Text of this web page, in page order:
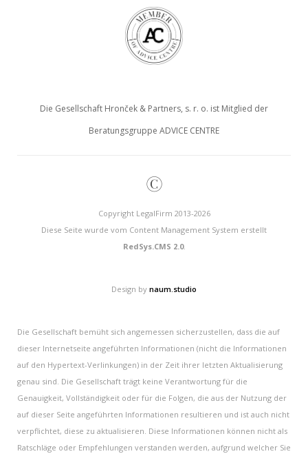
Die Gesellschaft Hronček & Partners, s. r. o. ist Mitglied der
Beratungsgruppe ADVICE CENTRE
©
Copyright LegalFirm 2013-2026
Diese Seite wurde vom Content Management System erstellt
RedSys.CMS 2.0.
Design by naum.studio
Die Gesellschaft bemüht sich angemessen sicherzustellen, dass die auf
dieser Internetseite angeführten Informationen (nicht die Informationen
auf den Hypertext-Verlinkungen) in der Zeit ihrer letzten Aktualisierung
genau sind. Die Gesellschaft trägt keine Verantwortung für die
Genauigkeit, Vollständigkeit oder für die Folgen, die aus der Nutzung der
auf dieser Seite angeführten Informationen resultieren und ist auch nicht
verpflichtet, diese zu aktualisieren. Diese Informationen können nicht als
Ratschläge oder Empfehlungen verstanden werden, aufgrund welcher Sie